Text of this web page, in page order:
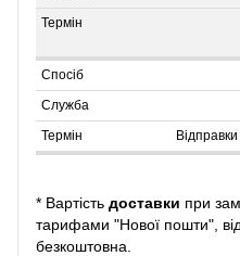
Відправки
* Вартість доставки при
тарифами "Нової пошти",
безкоштовна.